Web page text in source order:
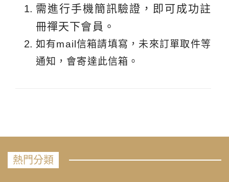
需進行手機簡訊驗證，即可成功註
冊禪天下會員。
如有mail信箱請填寫，未來訂單取件等
通知，會寄達此信箱。
熱門分類